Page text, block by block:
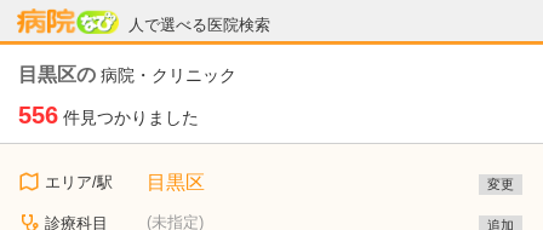
人で選べる医院検索
病院なび
目黒区の 病院・クリニック
556 件見つかりました
エリア/駅 目黒区 変更
診療科目 (未指定) 追加